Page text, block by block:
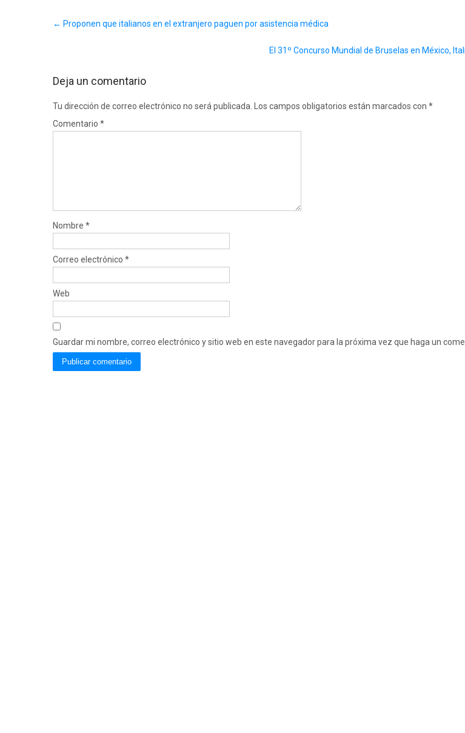
navigation
← Proponen que italianos en el extranjero paguen por asistencia médica
El 31º Concurso Mundial de Bruselas en México,
Deja un comentario
Tu dirección de correo electrónico no será publicada. Los campos obligatorios están marcados con *
Comentario *
Nombre *
Correo electrónico *
Web
Guardar mi nombre, correo electrónico y sitio web en este navegador para la próxima vez que haga un